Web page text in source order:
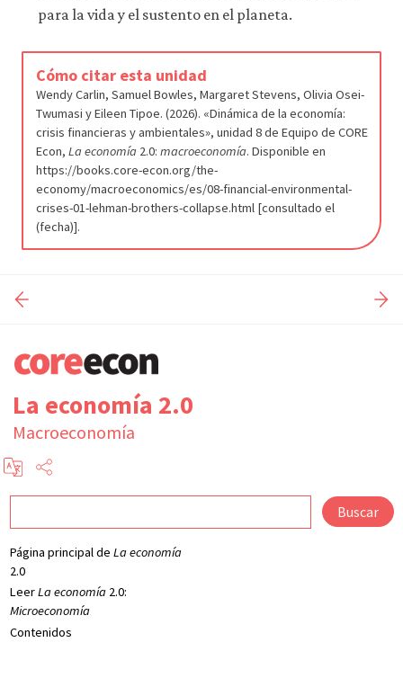
para la vida y el sustento en el planeta.
Cómo citar esta unidad
Wendy Carlin, Samuel Bowles, Margaret Stevens, Olivia Osei-
Twumasi y Eileen Tipoe. (2026). «Dinámica de la economía:
crisis financieras y ambientales», unidad 8 de Equipo de CORE
Econ, La economía2.0: macroeconomía. Disponible en
https://books.core-econ.org/the-
economy/macroeconomics/es/08-financial-environmental-
crises-01-lehman-brothers-collapse.html [consultado el
(fecha)].
La economía 2.0
Macroeconomía
Página principal de La economía
2.0
LeerLa economía2.0:
Microeconomía
Contenidos